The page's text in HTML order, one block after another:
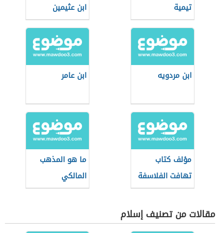
تيمية
ابن عثيمين
ابن مردويه ابن عامر
مؤلف كتاب
تهافت الفلاسفة
ما هو المذهب
المالكي
مقالات من تصنيف إسلام